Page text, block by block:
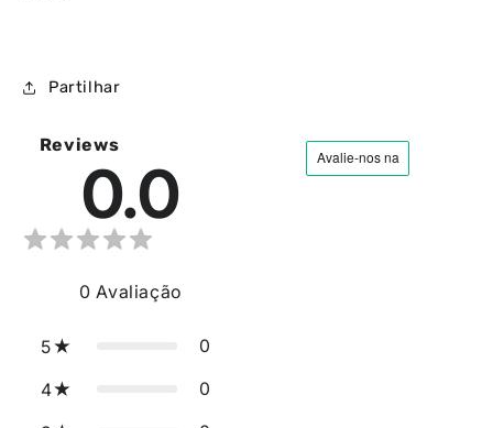
Partilhar
Reviews
0.0
0 Avaliação
5 0
4 0